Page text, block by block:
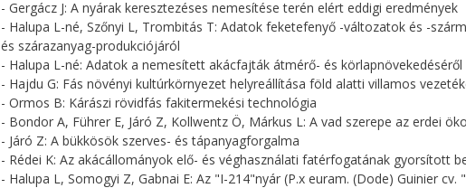
- Gergácz J: A nyárak keresztezéses nemesítése terén elért eddigi eredmények
- Halupa L-né, Szőnyi L, Trombitás T: Adatok feketefenyő -változatok és -
és szárazanyag-produkciójáról
- Halupa L-né: Adatok a nemesített akácfajták átmérő- és körlapnövekedéséről
- Hajdu G: Fás növényi kultúrkörnyezet helyreállítása föld alatti villamos
- Ormos B: Kárászi rövidfás fakitermekési technológia
- Bondor A, Führer E, Járó Z, Kollwentz Ö, Márkus L: A vad szerepe az erdei
- Járó Z: A bükkösök szerves- és tápanyagforgalma
- Rédei K: Az akácállományok elő- és véghasználati fatérfogatának gyorsított
- Halupa L, Somogyi Z, Gabnai E: Az "I-214"nyár (P.x euram. (Dode) Guinier